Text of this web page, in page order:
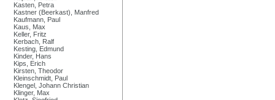
Kasten, Petra
Kastner (Beerkast), Manfred
Kaufmann, Paul
Kaus, Max
Keller, Fritz
Kerbach, Ralf
Kesting, Edmund
Kinder, Hans
Kips, Erich
Kirsten, Theodor
Kleinschmidt, Paul
Klengel, Johann Christian
Klinger, Max